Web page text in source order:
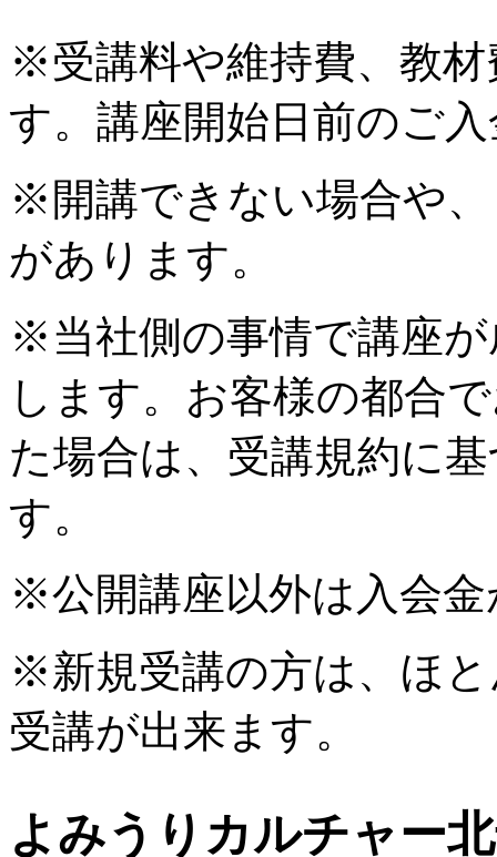
※受講料や維持費、教
す。講座開始日前のご
※開講できない場合や
があります。
※当社側の事情で講座
します。お客様の都合
た場合は、受講規約に
す。
※公開講座以外は入会
※新規受講の方は、ほ
受講が出来ます。
よみうりカルチャー